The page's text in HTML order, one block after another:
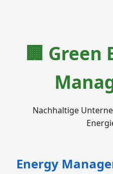
🏢 Green
Nachhaltige
Energy